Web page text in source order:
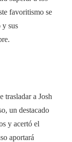
favoritismo se
y sus
trasladar a Josh
un destacado
y acertó el
aportará